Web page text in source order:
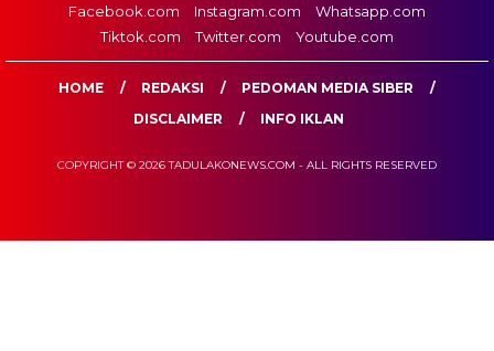
Facebook.com
Instagram.com
Whatsapp.com
Tiktok.com
Twitter.com Youtube.com
HOME REDAKSI
PEDOMAN MEDIA SIBER
DISCLAIMER
INFO IKLAN
COPYRIGHT © 2026 TADULAKONEWS.COM - ALL RIGHTS RESERVED